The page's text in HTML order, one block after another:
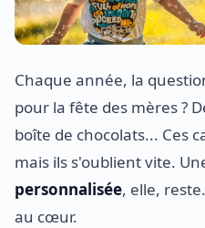
Chaque année, la
pour la fête des mères ?
boîte de chocolats... Ces
mais ils s'oublient vite.
personnalisée, elle,
au cœur.